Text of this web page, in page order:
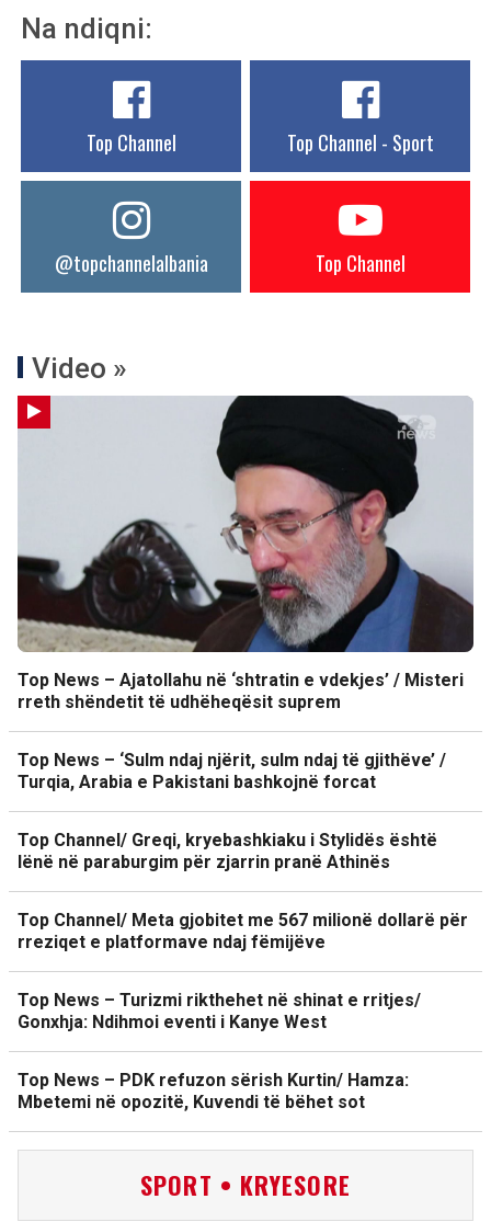
Na ndiqni:
Top Channel Top Channel - Sport
@topchannelalbania Top Channel
Video »
Top News – Ajatollahu në ‘shtratin e vdekjes’ / Misteri
rreth shëndetit të udhëheqësit suprem
Top News – ‘Sulm ndaj njërit, sulm ndaj të gjithëve’ /
Turqia, Arabia e Pakistani bashkojnë forcat
Top Channel/ Greqi, kryebashkiaku i Stylidës është
lënë në paraburgim për zjarrin pranë Athinës
Top Channel/ Meta gjobitet me 567 milionë dollarë për
rreziqet e platformave ndaj fëmijëve
Top News – Turizmi rikthehet në shinat e rritjes/
Gonxhja: Ndihmoi eventi i Kanye West
Top News – PDK refuzon sërish Kurtin/ Hamza:
Mbetemi në opozitë, Kuvendi të bëhet sot
SPORT • KRYESORE